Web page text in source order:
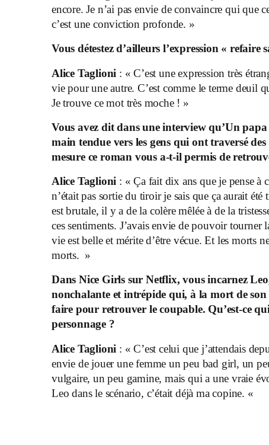
encore. Je n’ai pas envie de convaincre qui que
c’est une conviction profonde. »
Vous détestez d’ailleurs l’expression « refaire
Alice Taglioni : « C’est une expression très
vie pour une autre. C’est comme le terme deuil
Je trouve ce mot très moche ! »
Vous avez dit dans une interview qu’Un
main tendue vers les gens qui ont traversé
mesure ce roman vous a-t-il permis de
Alice Taglioni : « Ça fait dix ans que je pense à
n’était pas sortie du tiroir je sais que ça aurait
est brutale, il y a de la colère mêlée à de la
ces sentiments. J’avais envie de pouvoir tourner
vie est belle et mérite d’être vécue. Et les morts
morts. »
Dans Nice Girls sur Netflix, vous incarnez
nonchalante et intrépide qui, à la mort de son
faire pour retrouver le coupable. Qu’est-ce
personnage ?
Alice Taglioni : « C’est celui que j’attendais
envie de jouer une femme un peu bad girl, un
vulgaire, un peu gamine, mais qui a une vraie
Leo dans le scénario, c’était déjà ma copine. «